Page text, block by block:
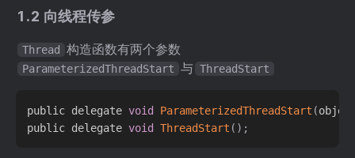
1.2 向线程传参
Thread 构造函数有两个参数
ParameterizedThreadStart 与 ThreadStart
public delegate void ParameterizedThreadStart (
public delegate void ThreadStart ( ) ;